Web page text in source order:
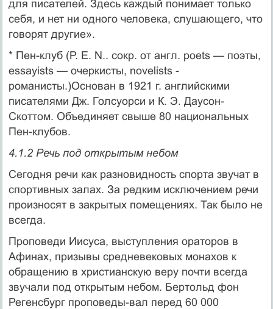
для писателей. Здесь каждый понимает только
себя, и нет ни одного человека, слушающего, что
говорят другие».
* Пен-клуб (Р. Е. N.. сокр. от англ. poets — поэты,
essayists — очеркис­ты, novelists -
романисты.)Основан в 1921 г. английскими
писателя­ми Дж. Голсуорси и К. Э. Даусон-
Скоттом. Объединяет свыше 80 национальных
Пен-клубов.
4.1.2 Речь под открытым небом
Сегодня речи как разновидность спорта звучат в
спор­тивных залах. За редким исключением речи
произносят в закрытых помещениях. Так было не
всегда.
Проповеди Иисуса, выступления ораторов в
Афинах, призывы средневековых монахов к
обращению в хрис­тианскую веру почти всегда
звучали под откры­тым небом. Бертольд фон
Регенсбург проповеды-вал перед 60 000